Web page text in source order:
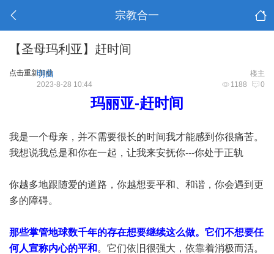
宗教合一
【圣母玛利亚】赶时间
点击重新加载 楼主
明曲
1188 0
2023-8-28 10:44
玛丽亚-赶时间
我是一个母亲，并不需要很长的时间我才能感到你很痛苦。
我想说我总是和你在一起，让我来安抚你---你处于正轨
你越多地跟随爱的道路，你越想要平和、和谐，你会遇到更
多的障碍。
那些掌管地球数千年的存在想要继续这么做。它们不想要任
何人宣称内心的平和 。它们依旧很强大，依靠着消极而活。